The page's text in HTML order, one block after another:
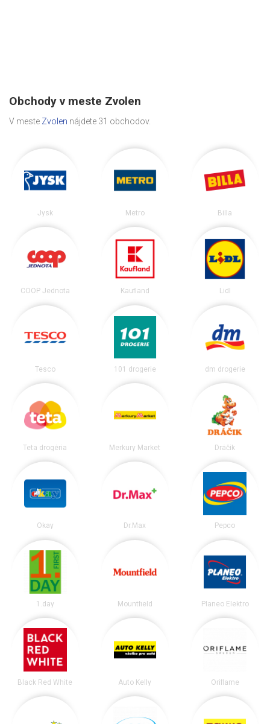
Obchody v meste Zvolen
V meste Zvolen nájdete 31 obchodov.
Jysk Metro Billa
COOP Jednota Kaufland Lidl
Tesco 101 drogerie dm drogerie
Teta drogéria Merkury Market Dráčik
Okay Dr.Max Pepco
1.day Mountfield Planeo Elektro
Black Red White Auto Kelly Oriflame